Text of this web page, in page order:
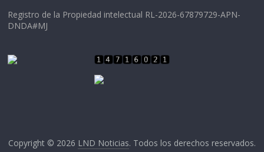
Registro de la Propiedad intelectual RL-2026-67879729-APN-
DNDA#MJ
Copyright © 2026 LND Noticias. Todos los derechos reservados.